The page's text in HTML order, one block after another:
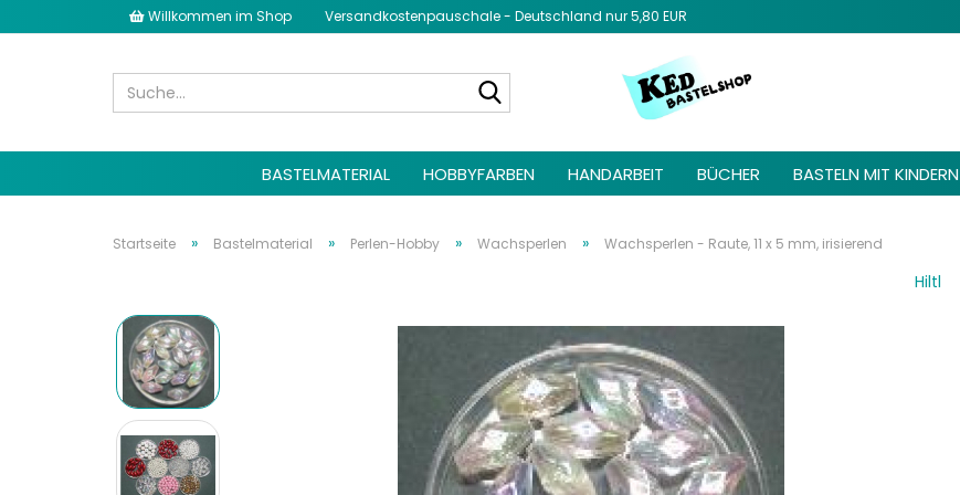
Willkommen im Shop Versandkostenpauschale - Deutschland nur 5,80 EUR
BASTELMATERIAL HOBBYFARBEN HANDARBEIT BÜCHER BASTELN MIT KINDERN
Startseite » Bastelmaterial » Perlen-Hobby » Wachsperlen » Wachsperlen - Raute, 11 x 5 mm, irisierend
Hiltl